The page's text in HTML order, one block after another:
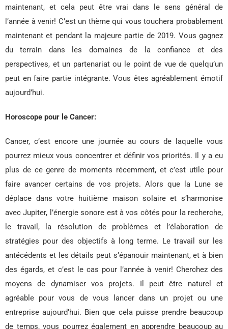
maintenant, et cela peut être vrai dans le sens général de
l’année à venir! C’est un thème qui vous touchera probablement
maintenant et pendant la majeure partie de 2019. Vous gagnez
du terrain dans les domaines de la confiance et des
perspectives, et un partenariat ou le point de vue de quelqu’un
peut en faire partie intégrante. Vous êtes agréablement émotif
aujourd’hui.
Horoscope pour le Cancer:
Cancer, c’est encore une journée au cours de laquelle vous
pourrez mieux vous concentrer et définir vos priorités. Il y a eu
plus de ce genre de moments récemment, et c’est utile pour
faire avancer certains de vos projets. Alors que la Lune se
déplace dans votre huitième maison solaire et s’harmonise
avec Jupiter, l’énergie sonore est à vos côtés pour la recherche,
le travail, la résolution de problèmes et l’élaboration de
stratégies pour des objectifs à long terme. Le travail sur les
antécédents et les détails peut s’épanouir maintenant, et à bien
des égards, et c’est le cas pour l’année à venir! Cherchez des
moyens de dynamiser vos projets. Il peut être naturel et
agréable pour vous de vous lancer dans un projet ou une
entreprise aujourd’hui. Bien que cela puisse prendre beaucoup
de temps, vous pourrez également en apprendre beaucoup au